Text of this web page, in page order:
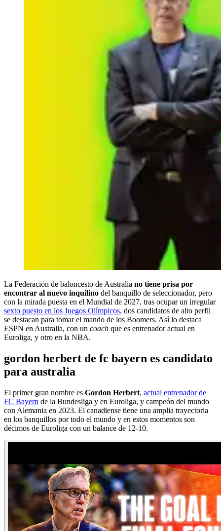
La Federación de baloncesto de Australia no tiene prisa por
encontrar al nuevo inquilino del banquillo de seleccionador, pero
con la mirada puesta en el Mundial de 2027, tras ocupar un irregular
sexto puesto en los Juegos Olímpicos, dos candidatos de alto perfil
se destacan para tomar el mando de los Boomers. Así lo destaca
ESPN en Australia, con un coach que es entrenador actual en
Euroliga, y otro en la NBA.
gordon herbert de fc bayern es candidato
para australia
El primer gran nombre es Gordon Herbert, actual entrenador de
FC Bayern de la Bundesliga y en Euroliga, y campeón del mundo
con Alemania en 2023. El canadiense tiene una amplia trayectoria
en los banquillos por todo el mundo y en estos momentos son
décimos de Euroliga con un balance de 12-10.